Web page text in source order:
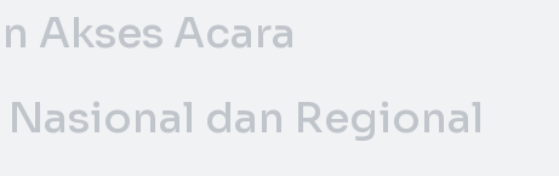
Akses Acara
dan Regional